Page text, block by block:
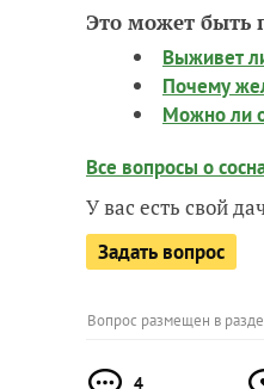
Это может быть
Выживет
Почему
Можно ли
Все вопросы о
У вас есть свой
Задать вопрос
Вопрос размещен в
4